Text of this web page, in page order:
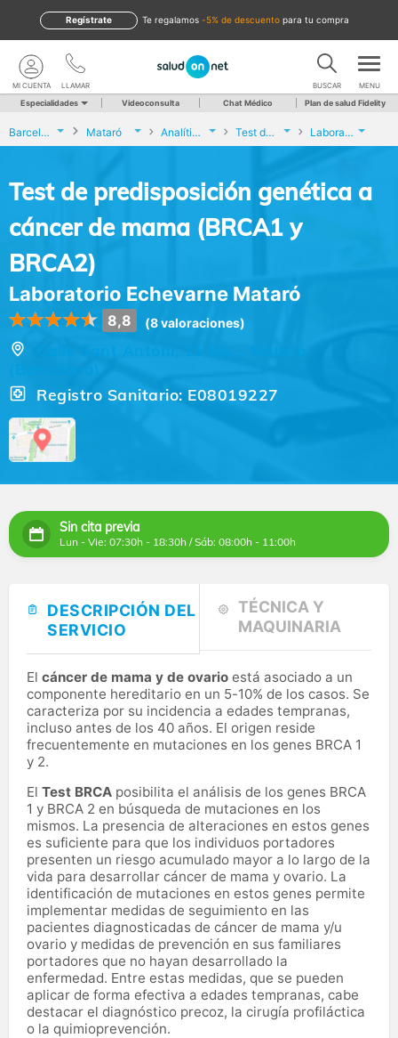
te regalamos -5% de descuento para tu compra
Regístrate
LLAMAR
MI CUENTA BUSCAR MENU
Especialidades Videoconsulta Chat Médico Plan de salud Fidelity
Barcelona Mataró Analíticas y Genética Test de predisposición genética a cáncer de mama (BRCA1 y BRCA2) Laboratorio Echevarne Mataró
Test de predisposición genética a
cáncer de mama (BRCA1 y
BRCA2)
Laboratorio Echevarne Mataró
8,8 (8 valoraciones)
Registro Sanitario: E08019227
Sin cita previa
Lun - Vie: 07:30h - 18:30h / Sáb: 08:00h - 11:00h
DESCRIPCIÓN DEL
SERVICIO
TÉCNICA Y
MAQUINARIA
El cáncer de mama y de ovario está asociado a un
componente hereditario en un 5-10% de los casos. Se
caracteriza por su incidencia a edades tempranas,
incluso antes de los 40 años. El origen reside
frecuentemente en mutaciones en los genes BRCA 1
y 2.
El Test BRCA posibilita el análisis de los genes BRCA
1 y BRCA 2 en búsqueda de mutaciones en los
mismos. La presencia de alteraciones en estos genes
es suficiente para que los individuos portadores
presenten un riesgo acumulado mayor a lo largo de la
vida para desarrollar cáncer de mama y ovario. La
identificación de mutaciones en estos genes permite
implementar medidas de seguimiento en las
pacientes diagnosticadas de cáncer de mama y/u
ovario y medidas de prevención en sus familiares
portadores que no hayan desarrollado la
enfermedad. Entre estas medidas, que se pueden
aplicar de forma efectiva a edades tempranas, cabe
destacar el diagnóstico precoz, la cirugía profiláctica
o la quimioprevención.